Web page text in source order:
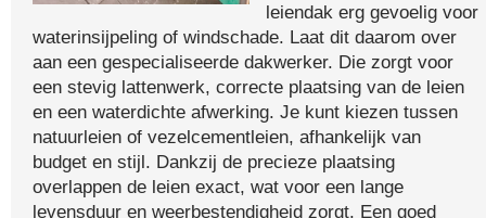
leiendak erg gevoelig voor
waterinsijpeling of windschade. Laat dit daarom over
aan een gespecialiseerde dakwerker. Die zorgt voor
een stevig lattenwerk, correcte plaatsing van de leien
en een waterdichte afwerking. Je kunt kiezen tussen
natuurleien of vezelcementleien, afhankelijk van
budget en stijl. Dankzij de precieze plaatsing
overlappen de leien exact, wat voor een lange
levensduur en weerbestendigheid zorgt. Een goed